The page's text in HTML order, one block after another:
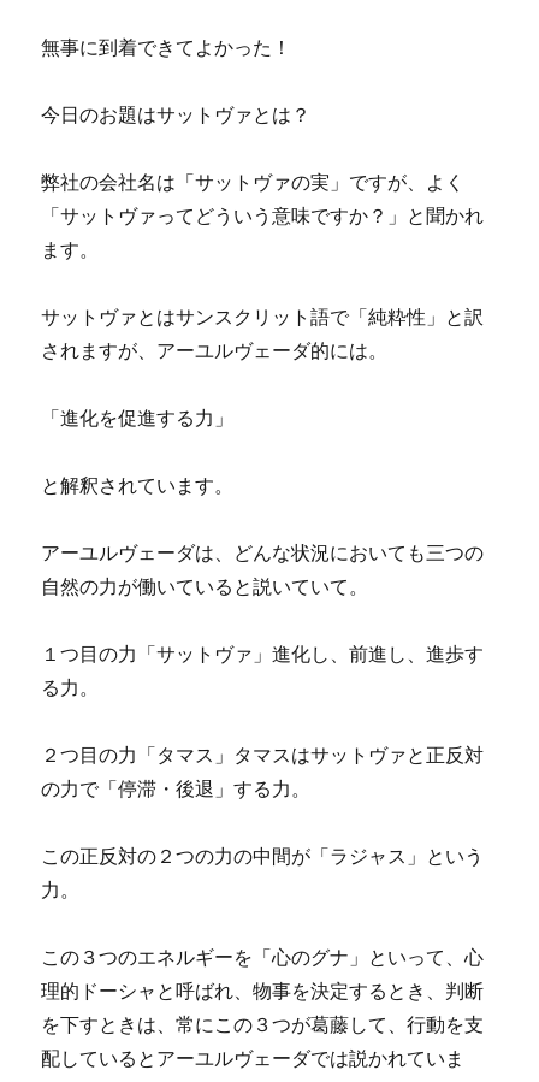
無事に到着できてよかった！
今日のお題はサットヴァとは？
弊社の会社名は「サットヴァの実」ですが、よく
「サットヴァってどういう意味ですか？」と聞かれ
ます。
サットヴァとはサンスクリット語で「純粋性」と訳
されますが、アーユルヴェーダ的には。
「進化を促進する力」
と解釈されています。
アーユルヴェーダは、どんな状況においても三つの
自然の力が働いていると説いていて。
１つ目の力「サットヴァ」進化し、前進し、進歩す
る力。
２つ目の力「タマス」タマスはサットヴァと正反対
の力で「停滞・後退」する力。
この正反対の２つの力の中間が「ラジャス」という
力。
この３つのエネルギーを「心のグナ」といって、心
理的ドーシャと呼ばれ、物事を決定するとき、判断
を下すときは、常にこの３つが葛藤して、行動を支
配しているとアーユルヴェーダでは説かれていま